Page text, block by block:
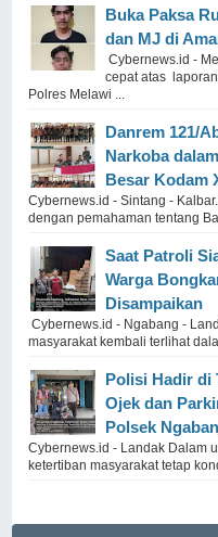
Buka Paksa
dan MJ di
Cybernews.id -
cepat atas
Polres Melawi ...
Danrem 121/
Narkoba
Besar Kodam
Cybernews.id - Sintang -
dengan pemahaman tentang
Saat Patroli
Warga
Disampaikan
Cybernews.id - Ngabang -
masyarakat kembali terlihat
Polisi Hadir di
Ojek dan
Polsek
Cybernews.id - Landak Dalam
ketertiban masyarakat tetap